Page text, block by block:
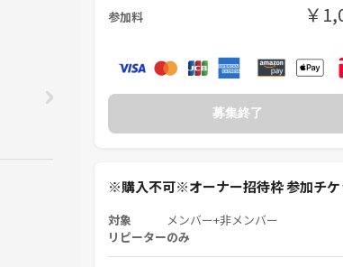
参加料 ￥
募集終了
※購入不可※オーナー招待枠 参加チケ
対象
メンバー+非メンバー
リピーターのみ